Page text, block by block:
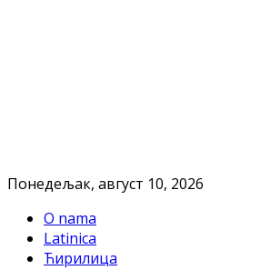
Понедељак, август 10, 2026
O nama
Latinica
Ћирилица